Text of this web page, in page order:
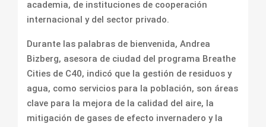
academia, de instituciones de cooperación
internacional y del sector privado.
Durante las palabras de bienvenida, Andrea
Bizberg, asesora de ciudad del programa Breathe
Cities de C40, indicó que la gestión de residuos y
agua, como servicios para la población, son áreas
clave para la mejora de la calidad del aire, la
mitigación de gases de efecto invernadero y la